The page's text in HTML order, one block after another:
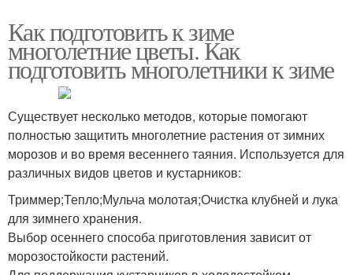
Как подготовить к зиме
многолетние цветы. Как
подготовить многолетники к зиме
Существует несколько методов, которые помогают
полностью защитить многолетние растения от зимних
морозов и во время весеннего таяния. Используется для
различных видов цветов и кустарников:
Триммер;Тепло;Мульча молотая;Очистка клубней и лука
для зимнего хранения.
Выбор осеннего способа приготовления зависит от
морозостойкости растений.